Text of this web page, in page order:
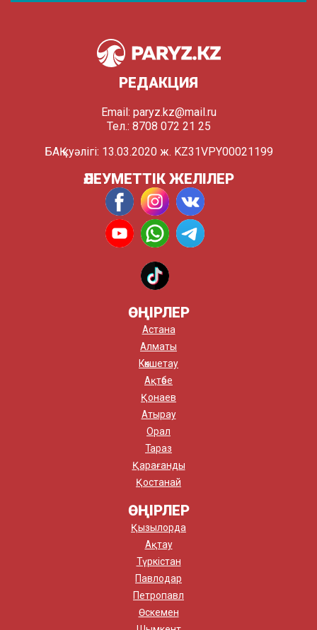
РЕДАКЦИЯ
Email: paryz.kz@mail.ru
Тел.: 8708 072 21 25
БАҚ куәлігі: 13.03.2020 ж. KZ31VPY00021199
ӘЛЕУМЕТТІК ЖЕЛІЛЕР
ӨҢІРЛЕР
Астана
Алматы
Көкшетау
Ақтөбе
Қонаев
Атырау
Орал
Тараз
Қарағанды
Қостанай
ӨҢІРЛЕР
Қызылорда
Ақтау
Түркістан
Павлодар
Петропавл
Өскемен